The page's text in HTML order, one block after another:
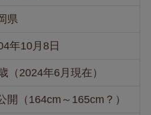
県
年10月8日
（2024年6月現在）
開（164cm～165cm？）